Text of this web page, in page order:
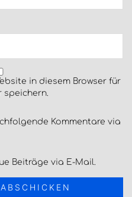
in diesem Browser für
speichern.
Kommentare via
Beiträge via E-Mail.